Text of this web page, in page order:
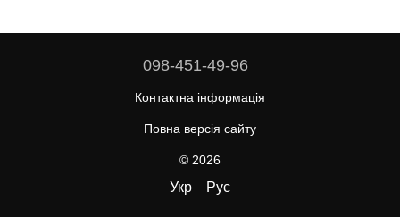
098-451-49-96
Контактна інформація
Повна версія сайту
© 2026
Укр Рус